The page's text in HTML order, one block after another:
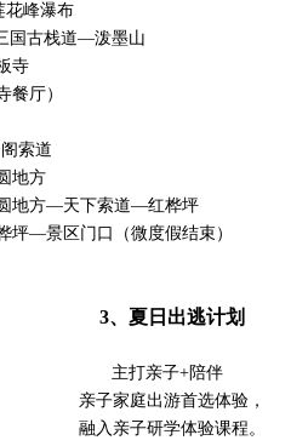
花峰瀑布
国古栈道—泼墨山
寺
餐厅）
索道
地方
地方—天下索道—红桦坪
坪—景区门口（微度假结束）
3、夏日出逃计划
主打亲子+陪伴
亲子家庭出游首选体验，
融入亲子研学体验课程。